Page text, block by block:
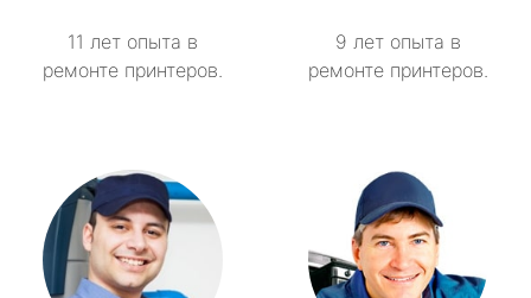
11 лет опыта в
ремонте принтеров.
9 лет опыта в
ремонте принтеров.